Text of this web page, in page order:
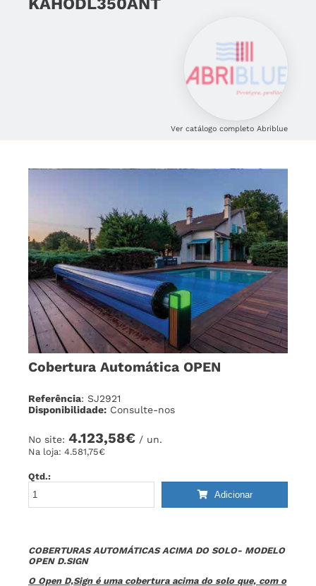
Ver catálogo completo Abriblue
Cobertura Automática OPEN
Referência: SJ2921
Disponibilidade: Consulte-nos
No site: 4.123,58€ / un.
Na loja: 4.581,75€
Qtd.:
Adicionar
COBERTURAS AUTOMÁTICAS ACIMA DO SOLO- MODELO
OPEN D.SIGN
O Open D,Sign é uma cobertura acima do solo que, com o